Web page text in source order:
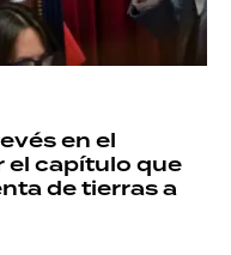
en el
el capítulo que
de tierras a